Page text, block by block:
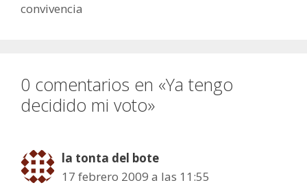
convivencia
0 comentarios en «Ya tengo
decidido mi voto»
la tonta del bote
17 febrero 2009 a las 11:55